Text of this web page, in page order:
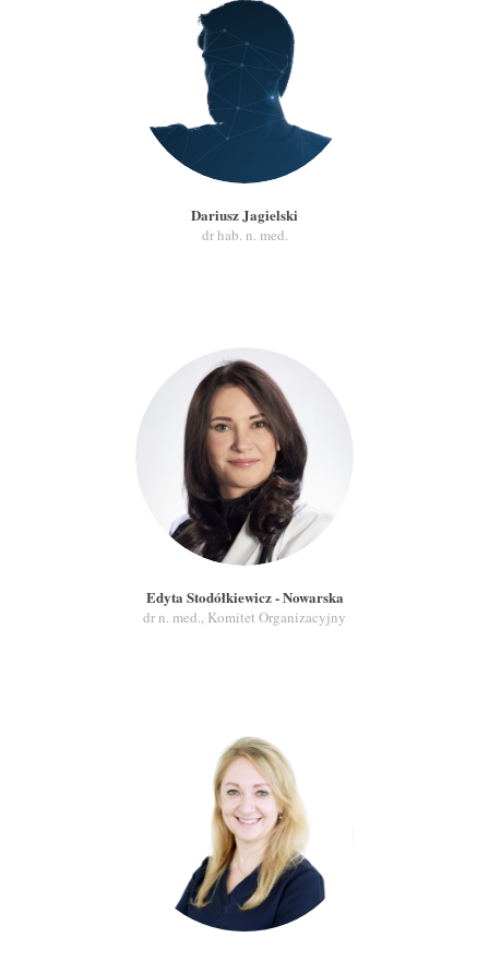
Dariusz Jagielski
dr hab. n. med.
Edyta Stodółkiewicz - Nowarska
dr n. med., Komitet Organizacyjny